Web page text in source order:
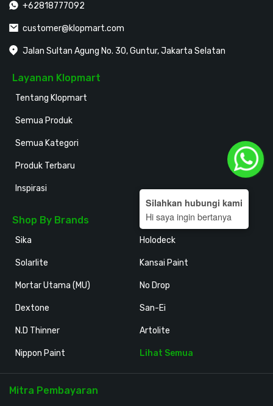
+62818777092
customer@klopmart.com
Jalan Sultan Agung No. 30, Guntur, Jakarta Selatan
Layanan Klopmart
Tentang Klopmart
Semua Produk
Semua Kategori
Produk Terbaru
Inspirasi
Shop By Brands
Sika
Solarlite
Mortar Utama (MU)
Dextone
N.D Thinner
Nippon Paint
Holodeck
Kansai Paint
No Drop
San-Ei
Artolite
Lihat Semua
Mitra Pembayaran
Silahkan hubungi kami
Hi saya ingin bertanya